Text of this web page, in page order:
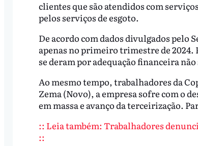
clientes que são atendidos com
pelos serviços de esgoto.
De acordo com dados divulgados pelo
apenas no primeiro trimestre de 2024.
se deram por adequação financeira
Ao mesmo tempo, trabalhadores da
Zema (Novo), a empresa sofre com o
em massa e avanço da terceirização.
:: Leia também: Trabalhadores
::